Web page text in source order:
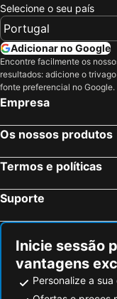
Selecione o seu país
Adicionar no Google
Encontre facilmente os
resultados: adicione o
fonte preferencial no Google.
Empresa
Os nossos produtos
Termos e políticas
Suporte
Inicie sessão
vantagens
Personalize a